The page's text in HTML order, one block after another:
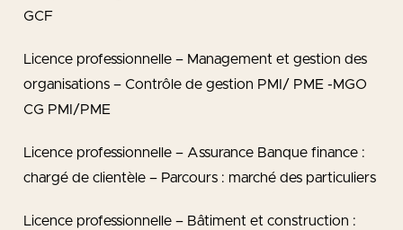
GCF
Licence professionnelle – Management et gestion des
organisations – Contrôle de gestion PMI/ PME -MGO
CG PMI/PME
Licence professionnelle – Assurance Banque finance :
chargé de clientèle – Parcours : marché des particuliers
Licence professionnelle – Bâtiment et construction :